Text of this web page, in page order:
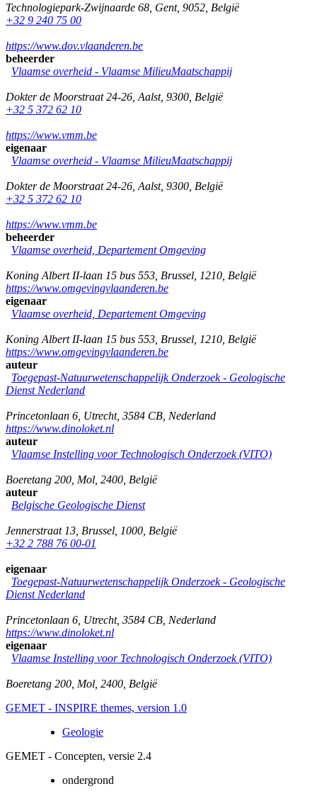
Technologiepark-Zwijnaarde 68 Gent, 9052 België
+32 9 240 75 00
https://www.dov.vlaanderen.be
beheerder
Vlaamse overheid - Vlaamse MilieuMaatschappij
Dokter de Moorstraat 24-26 Aalst, 9300 België
+32 5 372 62 10
https://www.vmm.be
eigenaar
Vlaamse overheid - Vlaamse MilieuMaatschappij
Dokter de Moorstraat 24-26 Aalst, 9300 België
+32 5 372 62 10
https://www.vmm.be
beheerder
Vlaamse overheid, Departement Omgeving
Koning Albert II-laan 15 bus 553 Brussel 1210 België
https://www.omgevingvlaanderen.be
eigenaar
Vlaamse overheid, Departement Omgeving
Koning Albert II-laan 15 bus 553 Brussel 1210 België
https://www.omgevingvlaanderen.be
auteur
Toegepast-Natuurwetenschappelijk Onderzoek - Geologische
Dienst Nederland
Princetonlaan 6 Utrecht, 3584 CB Nederland
https://www.dinoloket.nl
auteur
Vlaamse Instelling voor Technologisch Onderzoek (VITO)
Boeretang 200 Mol 2400 België
auteur
Belgische Geologische Dienst
Jennerstraat 13 Brussel 1000 België
+32 2 788 76 00-01
eigenaar
Toegepast-Natuurwetenschappelijk Onderzoek - Geologische
Dienst Nederland
Princetonlaan 6 Utrecht, 3584 CB Nederland
https://www.dinoloket.nl
eigenaar
Vlaamse Instelling voor Technologisch Onderzoek (VITO)
Boeretang 200 Mol 2400 België
GEMET - INSPIRE themes, version 1.0
Geologie
GEMET - Concepten, versie 2.4
ondergrond